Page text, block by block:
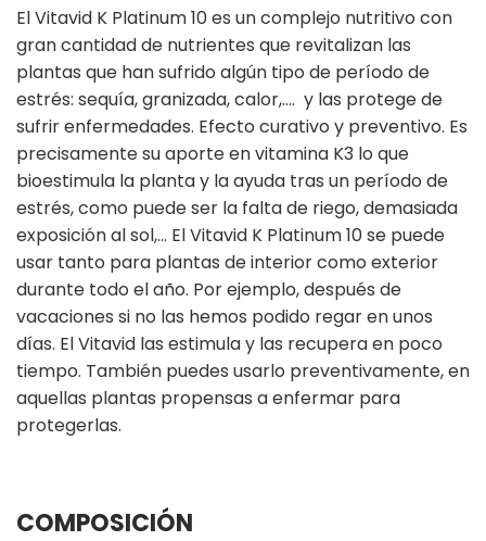
El Vitavid K Platinum 10 es un complejo nutritivo con
gran cantidad de nutrientes que revitalizan las
plantas que han sufrido algún tipo de período de
estrés: sequía, granizada, calor,…. y las protege de
sufrir enfermedades. Efecto curativo y preventivo. Es
precisamente su aporte en vitamina K3 lo que
bioestimula la planta y la ayuda tras un período de
estrés, como puede ser la falta de riego, demasiada
exposición al sol,… El Vitavid K Platinum 10 se puede
usar tanto para plantas de interior como exterior
durante todo el año. Por ejemplo, después de
vacaciones si no las hemos podido regar en unos
días. El Vitavid las estimula y las recupera en poco
tiempo. También puedes usarlo preventivamente, en
aquellas plantas propensas a enfermar para
protegerlas.
COMPOSICIÓN